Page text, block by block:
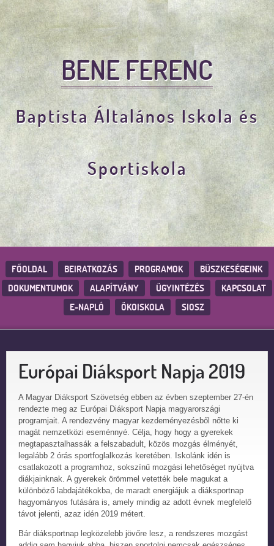
BENE FERENC
Baptista Általános Iskola és
Sportiskola
FŐOLDAL BEIRATKOZÁS PROGRAMOK
BÜSZKESÉGEINK
DOKUMENTUMOK
ALAPÍTVÁNY ÜGYINTÉZÉS
KAPCSOLAT
E-NAPLÓ
ÖKOISKOLA SIOSZ
Európai Diáksport Napja 2019
A Magyar Diáksport Szövetség ebben az évben szeptember 27-én
rendezte meg az Európai Diáksport Napja magyarországi
programjait. A rendezvény magyar kezdeményezésből nőtte ki
magát nemzetközi eseménnyé. Célja, hogy hogy a gyerekek
megtapasztalhassák a felszabadult, közös mozgás élményét,
legalább 2 órás sportfoglalkozás keretében. Iskolánk idén is
csatlakozott a programhoz, sokszínű mozgási lehetőséget nyújtva
diákjainknak. A gyerekek örömmel vetették bele magukat a
különböző labdajátékokba, de maradt energiájuk a diáksportnap
hagyományos futására is, amely mindig az adott évnek megfelelő
távot jelenti, azaz idén 2019 métert.
Bár diáksportnap legközelebb jövőre lesz, a rendszeres mozgást